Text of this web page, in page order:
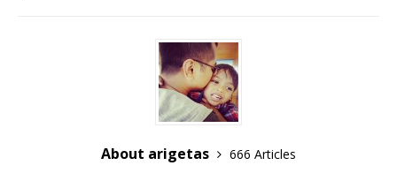
About arigetas
666 Articles